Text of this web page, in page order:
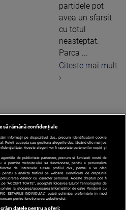
partidele pot
avea un sfarsit
cu totul
neasteptat.
Parca ...
Citeste mai mult
›
1
să rămână confidențiale
informații pe dispozitivul dvs., precum identificatorii cookie
Puteți accepta sau gestiona alegerile dvs. făcând clic mai jos
Aceste alegeri vor fi raportate partenerilor noștri și
de publicitate partenere, precum si furnizorii nostri de
a permite website-ului sa functioneze, pentru a personaliza
de interesele si/sau profilul dvs., pentru a va oferi
a analiza traficul pe website. Beneficiati de drepturile
datelor cu caracter personal. Aceste drepturi pot fi
pe “ACCEPT TOATE”, acceptati folosirea tuturor Tehnologiilor de
la stocarea/accesarea informatiilor de catre Vendor-ii cu
SETARILE INDIVIDUAL” puteti schimba preferintele in mod
pentru functionarea website-ului.
datele pentru a oferi: